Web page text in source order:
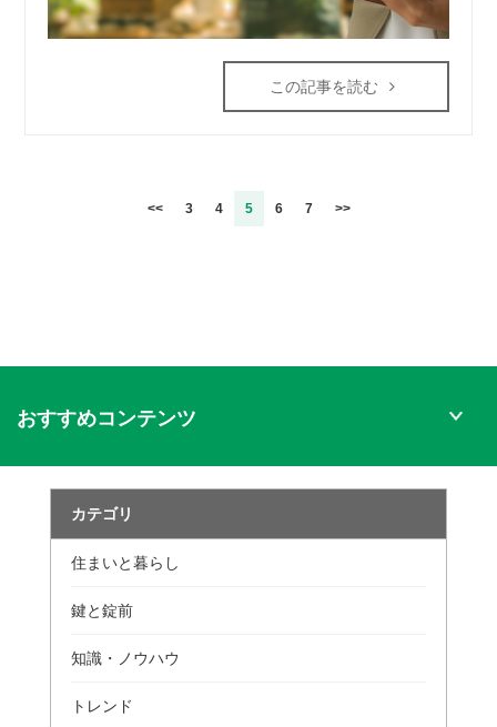
この記事を読む
<< 3 4 5 6 7 >>
おすすめコンテンツ
カテゴリ
住まいと暮らし
鍵と錠前
知識・ノウハウ
トレンド